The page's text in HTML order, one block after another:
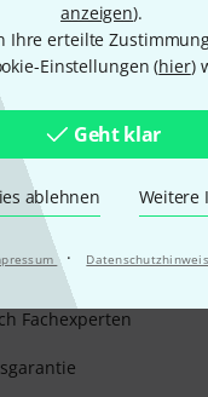
anzeigen).
Ihre erteilte
Einstellungen (hier)
Geht klar
ablehnen Weitere
·
und sicher per
Pay,
Klarna
oder Kreditkarte.
Garantie
Back-Garantie
Fachexperten